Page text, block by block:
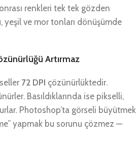
renkleri tek tek gözden
yeşil ve mor tonları dönüşümde
Artırmaz
72 DPI çözünürlüktedir.
Basıldıklarında ise pikselli,
Photoshop’ta görseli büyütmek
yapmak bu sorunu çözmez —